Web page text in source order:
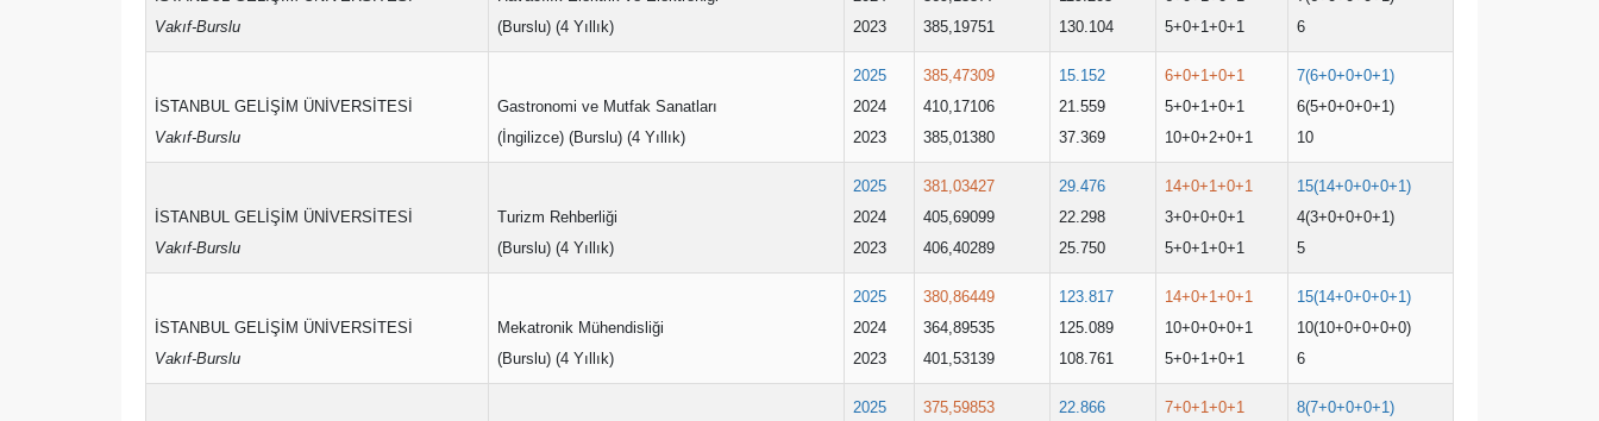
Vakıf-Burslu
(Burslu) (4 Yıllık)
2023
385,19751
130.104
5+0+1+0+1
6
İSTANBUL GELİŞİM ÜNİVERSİTESİ
Vakıf-Burslu
Gastronomi ve Mutfak Sanatları
(İngilizce) (Burslu) (4 Yıllık)
2025
2024
2023
385,47309
410,17106
385,01380
15.152
21.559
37.369
6+0+1+0+1
5+0+1+0+1
10+0+2+0+1
7(6+0+0+0+1)
6(5+0+0+0+1)
10
İSTANBUL GELİŞİM ÜNİVERSİTESİ
Vakıf-Burslu
Turizm Rehberliği
(Burslu) (4 Yıllık)
2025
2024
2023
381,03427
405,69099
406,40289
29.476
22.298
25.750
14+0+1+0+1
3+0+0+0+1
5+0+1+0+1
15(14+0+0+0+1)
4(3+0+0+0+1)
5
İSTANBUL GELİŞİM ÜNİVERSİTESİ
Vakıf-Burslu
Mekatronik Mühendisliği
(Burslu) (4 Yıllık)
2025
2024
2023
380,86449
364,89535
401,53139
123.817
125.089
108.761
14+0+1+0+1
10+0+0+0+1
5+0+1+0+1
15(14+0+0+0+1)
10(10+0+0+0+0)
6
2025
375,59853
22.866
7+0+1+0+1
8(7+0+0+0+1)